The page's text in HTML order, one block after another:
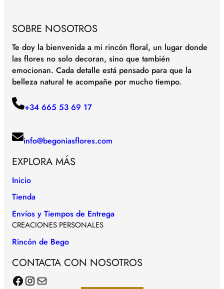
SOBRE NOSOTROS
Te doy la bienvenida a mi rincón floral, un lugar donde
las flores no solo decoran, sino que también
emocionan. Cada detalle está pensado para que la
belleza natural te acompañe por mucho tiempo.
+34 665 53 69 17
info@begoniasflores.com
EXPLORA MÁS
Inicio
Tienda
Envíos y Tiempos de Entrega
CREACIONES PERSONALES
Rincón de Bego
CONTACTA CON NOSOTROS
Facebook Instagram Correo electrónico